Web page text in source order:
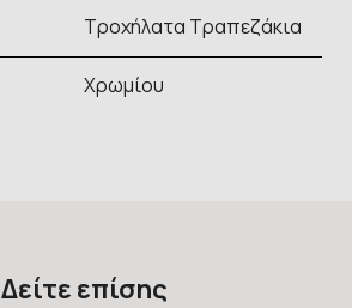
Τροχήλατα Τραπεζάκια
Χρωμίου
Δείτε επίσης